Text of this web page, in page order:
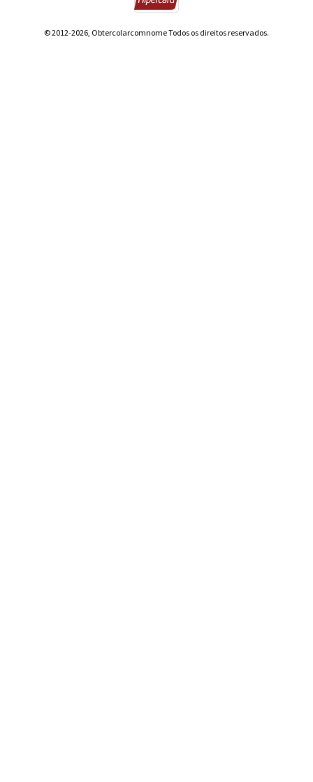
© 2012-2026, Obtercolarcomnome Todos os direitos reservados.